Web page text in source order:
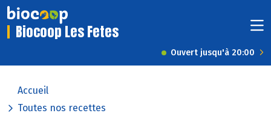
Biocoop Les Fetes
Ouvert jusqu'à 20:00
Accueil
Toutes nos recettes